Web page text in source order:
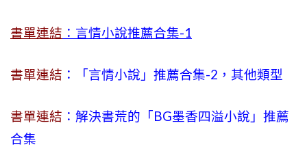
書單連結 ：言情小說推薦合集-1
書單連結 ：「言情小說」推薦合集-2，其他類型
書單連結 ：解決書荒的「BG墨香四溢小說」推薦
合集